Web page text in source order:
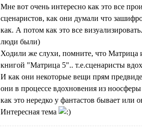
Мне вот очень интересно как это все
сценаристов, как они думали что
как. А потом как это все
люди были)
Ходили же слухи, помните, что Матрица
книгой "Матрица 5".. т.е.сценаристы
И как они некоторые вещи прям
они в процессе вдохновения из
как это нередко у фантастов бывает или
Интересная тема